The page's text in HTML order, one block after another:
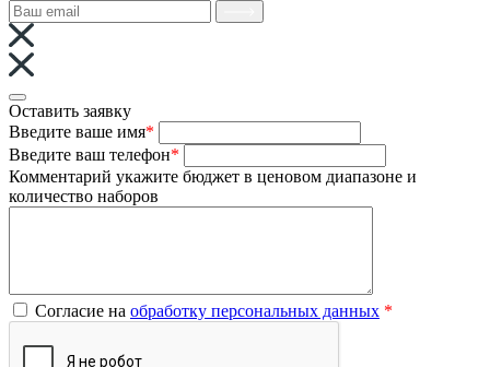
Оставить заявку
Введите ваше имя*
Введите ваш телефон*
Комментарий укажите бюджет в ценовом диапазоне и
количество наборов
Согласие на обработку персональных данных *